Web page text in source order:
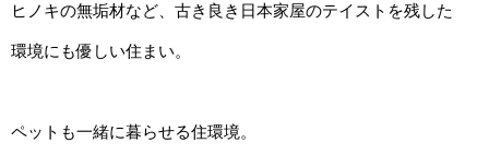
ヒノキの無垢材など、古き良き日本家屋のテイストを残した
環境にも優しい住まい。
ペットも一緒に暮らせる住環境。